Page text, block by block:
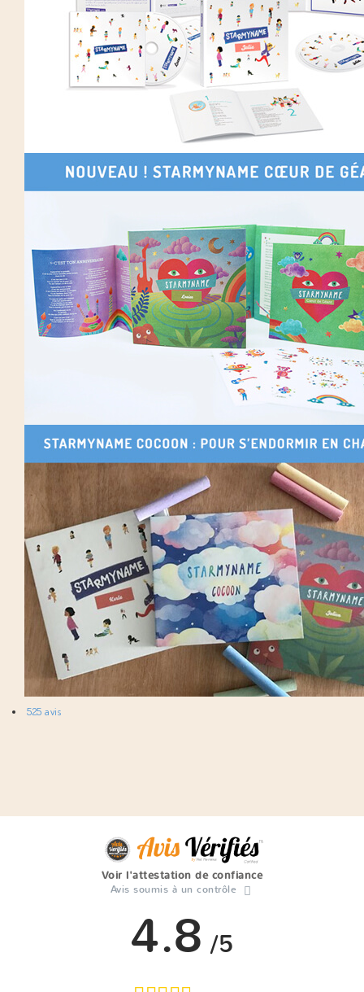
525 avis
Voir l'attestation de confiance
Avis soumis à un contrôle
4.8 /5